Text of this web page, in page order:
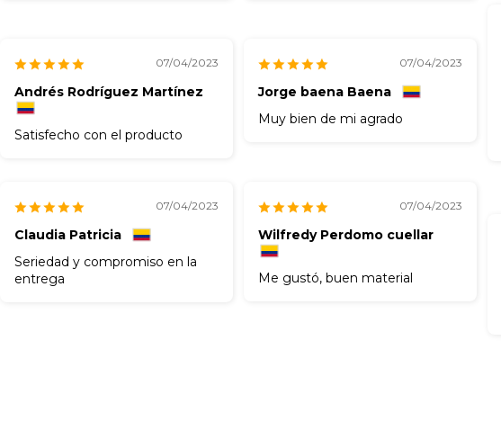
07/04/2023
Andrés Rodríguez Martínez
Satisfecho con el producto
07/04/2023
Jorge baena Baena
Muy bien de mi agrado
07/04/2023
Claudia Patricia
Seriedad y compromiso en la
entrega
07/04/2023
Wilfredy Perdomo cuellar
Me gustó, buen material